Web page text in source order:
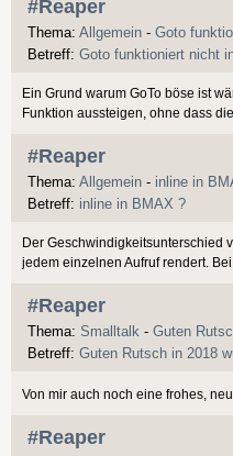
#Reaper
Thema: Allgemein - Goto
Betreff: Goto funktioniert nicht
Ein Grund warum GoTo böse ist
Funktion aussteigen, ohne dass
#Reaper
Thema: Allgemein - inline in
Betreff: inline in BMAX ?
Der Geschwindigkeitsunterschied
jedem einzelnen Aufruf rendert.
#Reaper
Thema: Smalltalk - Guten
Betreff: Guten Rutsch in 2018
Von mir auch noch eine frohes,
#Reaper